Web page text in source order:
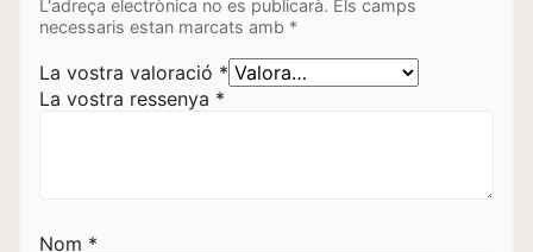
L'adreça electrònica no es publicarà. Els camps
necessaris estan marcats amb *
La vostra valoració *
La vostra ressenya *
Nom *